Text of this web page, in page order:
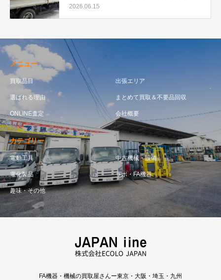
化中
2026.06.15
メニュー
買取品目 出張エリア
選ばれる理由 まとめて買取＆不要品回収
ONLINE査定 会社概要
カテゴリー
電動工具 中古機械・設備
電化製品 ラボ・FA機器
趣味・その他
FA機器・機械の買取屋さんー東京・大阪・埼玉・九州